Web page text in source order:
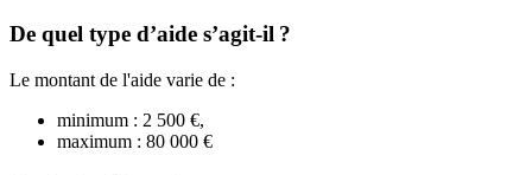
De quel type d’aide s’agit-il ?
Le montant de l'aide varie de :
minimum : 2 500 €,
maximum : 80 000 €